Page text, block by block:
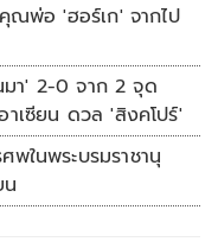
ณพ่อ 'ฮอร์เก' จากไป
มา' 2-0 จาก 2 จุด
าเซียน ดวล 'สิงคโปร์'
ในพระบรมราชานุ
น